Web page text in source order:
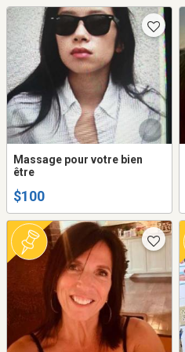
Massage pour votre bien
être
$100